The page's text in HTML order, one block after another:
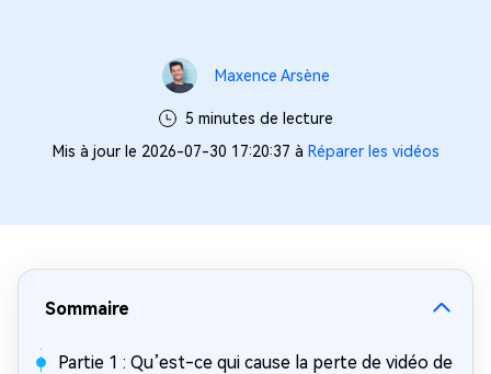
Maxence Arsène
5 minutes de lecture
Mis à jour le 2026-07-30 17:20:37 à Réparer les vidéos
Sommaire
Partie 1 : Qu’est-ce qui cause la perte de vidéo de